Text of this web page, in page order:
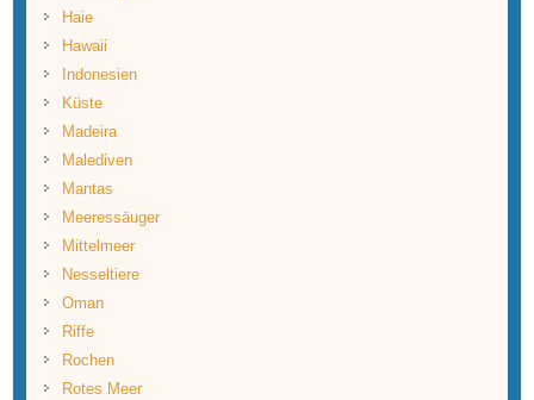
Haie
Hawaii
Indonesien
Küste
Madeira
Malediven
Mantas
Meeressäuger
Mittelmeer
Nesseltiere
Oman
Riffe
Rochen
Rotes Meer